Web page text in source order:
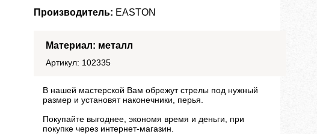
Производитель: EASTON
Материал: металл
Артикул: 102335
В нашей мастерской Вам обрежут стрелы под нужный
размер и установят наконечники, перья.
Покупайте выгоднее, экономя время и деньги, при
покупке через интернет-магазин.